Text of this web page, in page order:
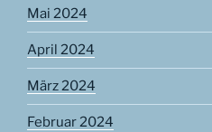
Mai 2024
April 2024
März 2024
Februar 2024